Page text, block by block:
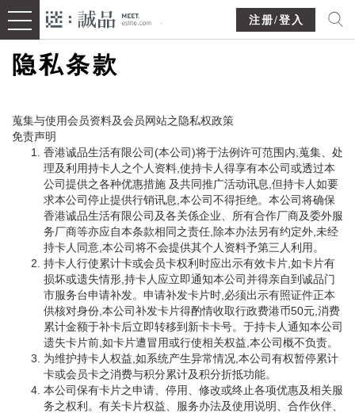
注册/登入
隐私条款
蒐集与使用会员资料及会员网站之隐私权政策
免责声明
香港诚品生活有限公司(本公司)将于法例许可范围内,蒐集、处
理及利用持卡人之个人资料,使持卡人得享有本公司或透过本
公司提供之各种优惠措施 及共同推广活动讯息,但持卡人如要
求本公司停止提供行销讯息,本公司不得拒绝。本公司将确保
香港诚品生活有限公司及各关係企业、所有合作厂商及委外服
务厂商等亦应自本条款相同之责任,除本办法另有约定外,未经
持卡人同意,本公司将不会提供其个人资料予第三人利用。
持卡人行使累计卡或会员卡权利时应出示有效卡片,如卡片有
损坏或遗失情形,持卡人应立即通知本公司并得亲自到诚品门
市服务台申请补发。申请补发卡片时,必须出示有照证件正本
供核对身份,本公司补发卡片得酌情收取行政费港币50元,消费
累计金额于补卡后立即转移到新卡卡号。于持卡人通知本公司
遗失卡片前,如卡片遭冒用或行使相关权益,本公司概不负责。
为维护持卡人权益,如系统产生异常情况,本公司有权暂停累计
卡或会员卡之消费与积分累计及积分折抵功能。
本公司保有卡片之申请、停用、修改或终止各项优惠及相关服
务之权利。有关卡片权益、服务办法及使用说明、合作伙伴、